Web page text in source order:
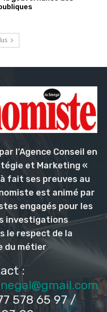
l’Agence Conseil en
et Marketing «
fait ses preuves au
est animé par
engagés pour les
investigations
le respect de la
du métier
:
578 65 97 /